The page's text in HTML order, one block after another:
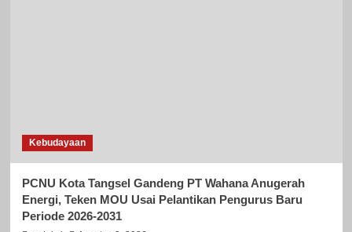
Kebudayaan
PCNU Kota Tangsel Gandeng PT Wahana Anugerah
Energi, Teken MOU Usai Pelantikan Pengurus Baru
Periode 2026-2031